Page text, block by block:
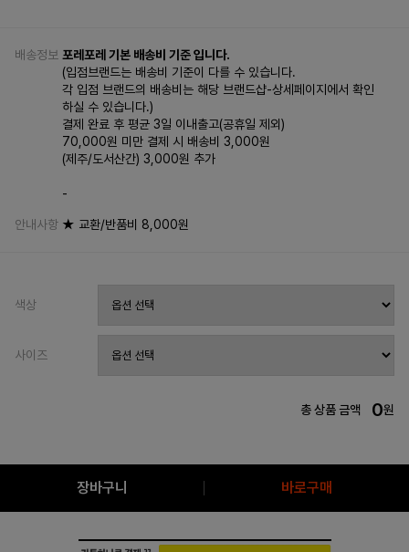
배송정보 포레포레 기본 배송비 기준 입니다.
(입점브랜드는 배송비 기준이 다를 수 있습니다.
각 입점 브랜드의 배송비는 해당 브랜드샵-상세페이지에서 확인
하실 수 있습니다.)
결제 완료 후 평균 3일 이내출고(공휴일 제외)
70,000원 미만 결제 시 배송비 3,000원
(제주/도서산간) 3,000원 추가
-
안내사항 ★ 교환/반품비 8,000원
색상
사이즈
총 상품 금액 0원
장바구니 바로구매